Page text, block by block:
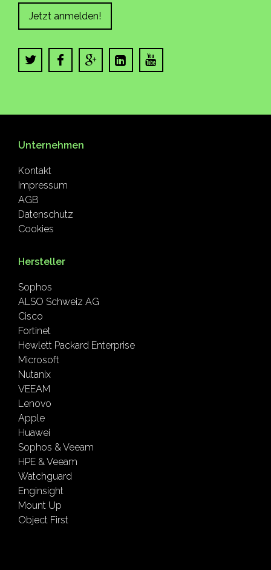
Jetzt anmelden!
Unternehmen
Kontakt
Impressum
AGB
Datenschutz
Cookies
Hersteller
Sophos
ALSO Schweiz AG
Cisco
Fortinet
Hewlett Packard Enterprise
Microsoft
Nutanix
VEEAM
Lenovo
Apple
Huawei
Sophos & Veeam
HPE & Veeam
Watchguard
Enginsight
Mount Up
Object First